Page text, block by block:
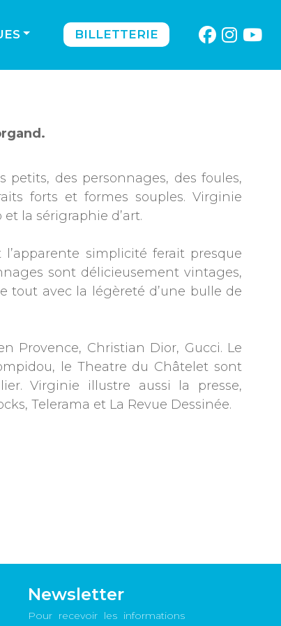
BILLETTERIE
des personnages, des foules,
forts et formes souples. Virginie
la sérigraphie d’art.
simplicité ferait presque
sont délicieusement vintages,
tout avec la légèreté d’une bulle de
Provence, Christian Dior, Gucci. Le
le Theatre du Châtelet sont
Virginie illustre aussi la presse,
Telerama et La Revue Dessinée.
Newsletter
Pour recevoir les informations